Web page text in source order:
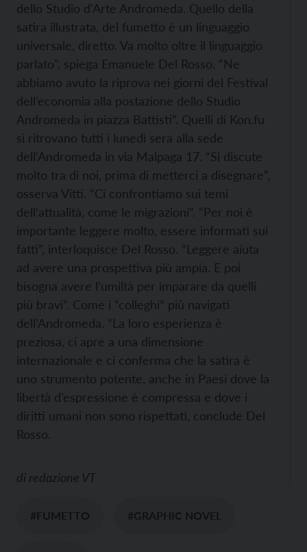
dello Studio d'Arte Andromeda. Quello della
satira illustrata, del fumetto è un linguaggio
universale, diretto. Va molto oltre il linguaggio
parlato", spiega Emanuele Del Rosso. “Ne
abbiamo avuto la riprova nei giorni del Festival
dell’economia alla postazione dello Studio
Andromeda in piazza Battisti”. Quelli di Kon.fu
si ritrovano tutti i lunedì sera alla sede
dell’Andromeda in via Malpaga 17. “Si discute
molto tra di noi, prima di metterci a disegnare”,
osserva Vitti. “Ci confrontiamo sui temi
dell’attualità, come le migrazioni”. “Per noi è
importante leggere molto, essere informati sui
fatti”, interloquisce Del Rosso. “Leggere aiuta
ad avere una prospettiva più ampia. E poi
bisogna avere l’umiltà per imparare da quelli
più bravi”. Come i “colleghi” più navigati
dell’Andromeda. “La loro esperienza è
preziosa, ci apre a una dimensione
internazionale e ci conferma che la satira è
uno strumento potente, anche in Paesi dove la
libertà d’espressione è compressa e dove i
diritti umani non sono rispettati, conclude Del
Rosso.
di redazione VT
#FUMETTO #GRAPHIC NOVEL